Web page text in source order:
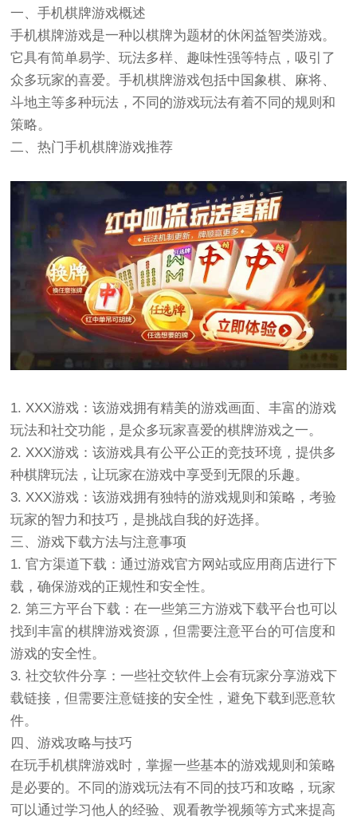
一、手机棋牌游戏概述
手机棋牌游戏是一种以棋牌为题材的休闲益智类游戏。
它具有简单易学、玩法多样、趣味性强等特点，吸引了
众多玩家的喜爱。手机棋牌游戏包括中国象棋、麻将、
斗地主等多种玩法，不同的游戏玩法有着不同的规则和
策略。
二、热门手机棋牌游戏推荐
1. XXX游戏：该游戏拥有精美的游戏画面、丰富的游戏
玩法和社交功能，是众多玩家喜爱的棋牌游戏之一。
2. XXX游戏：该游戏具有公平公正的竞技环境，提供多
种棋牌玩法，让玩家在游戏中享受到无限的乐趣。
3. XXX游戏：该游戏拥有独特的游戏规则和策略，考验
玩家的智力和技巧，是挑战自我的好选择。
三、游戏下载方法与注意事项
1. 官方渠道下载：通过游戏官方网站或应用商店进行下
载，确保游戏的正规性和安全性。
2. 第三方平台下载：在一些第三方游戏下载平台也可以
找到丰富的棋牌游戏资源，但需要注意平台的可信度和
游戏的安全性。
3. 社交软件分享：一些社交软件上会有玩家分享游戏下
载链接，但需要注意链接的安全性，避免下载到恶意软
件。
四、游戏攻略与技巧
在玩手机棋牌游戏时，掌握一些基本的游戏规则和策略
是必要的。不同的游戏玩法有不同的技巧和攻略，玩家
可以通过学习他人的经验、观看教学视频等方式来提高